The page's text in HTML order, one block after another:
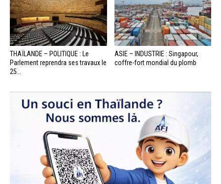
THAÏLANDE – POLITIQUE : Le
Parlement reprendra ses travaux le
25...
ASIE – INDUSTRIE : Singapour,
coffre-fort mondial du plomb